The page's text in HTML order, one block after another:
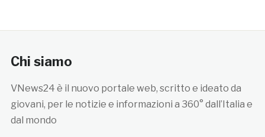
Chi siamo
VNews24 è il nuovo portale web, scritto e ideato da
giovani, per le notizie e informazioni a 360° dall’Italia e
dal mondo